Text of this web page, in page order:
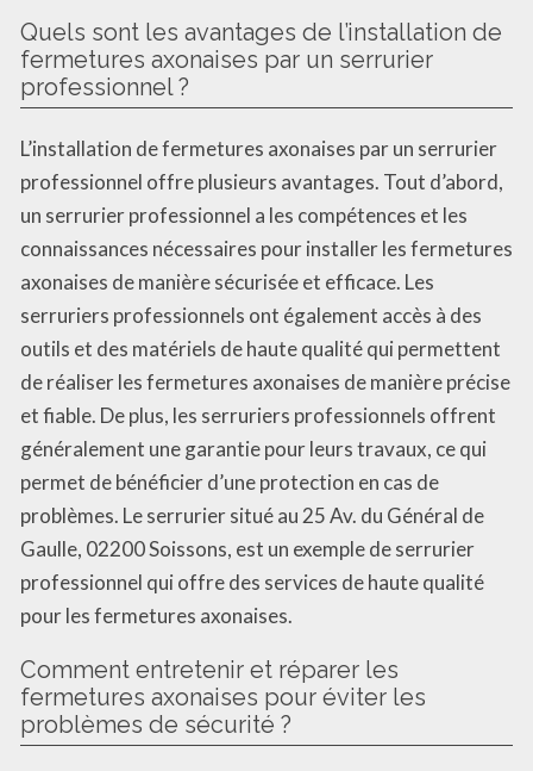
Quels sont les avantages de l’installation de
fermetures axonaises par un serrurier
professionnel ?
L’installation de fermetures axonaises par un serrurier
professionnel offre plusieurs avantages. Tout d’abord,
un serrurier professionnel a les compétences et les
connaissances nécessaires pour installer les fermetures
axonaises de manière sécurisée et efficace. Les
serruriers professionnels ont également accès à des
outils et des matériels de haute qualité qui permettent
de réaliser les fermetures axonaises de manière précise
et fiable. De plus, les serruriers professionnels offrent
généralement une garantie pour leurs travaux, ce qui
permet de bénéficier d’une protection en cas de
problèmes. Le serrurier situé au 25 Av. du Général de
Gaulle, 02200 Soissons, est un exemple de serrurier
professionnel qui offre des services de haute qualité
pour les fermetures axonaises.
Comment entretenir et réparer les
fermetures axonaises pour éviter les
problèmes de sécurité ?